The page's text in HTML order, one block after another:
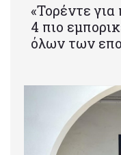
«Τορέντε για
4 πιο
όλων των